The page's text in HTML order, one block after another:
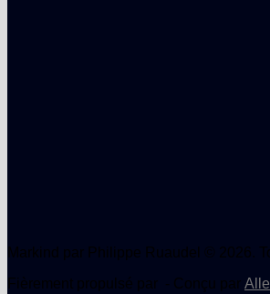
Markind par Philippe Ruaudel © 2026.
Fièrement propulsé par - Conçu par